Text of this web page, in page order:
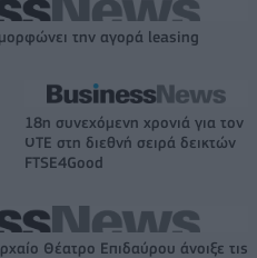
την αγορά leasing
18η συνεχόμενη χρονιά για τον
ΟΤΕ στη διεθνή σειρά δεικτών
FTSE4Good
Θέατρο Επιδαύρου άνοιξε τις